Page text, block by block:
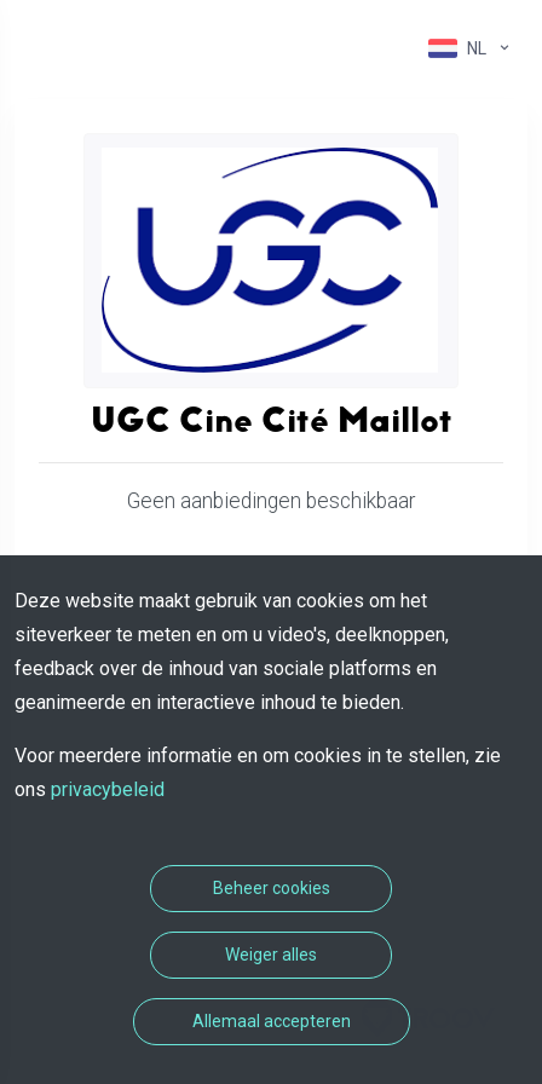
NL
UGC Cine Cité Maillot
Geen aanbiedingen beschikbaar
Afspraakoplossing ontwikkeld
Deze website maakt gebruik van cookies om het
siteverkeer te meten en om u video's, deelknoppen,
feedback over de inhoud van sociale platforms en
geanimeerde en interactieve inhoud te bieden.
Voor meerdere informatie en om cookies in te stellen, zie
ons privacybeleid
Beheer cookies
Weiger alles
Allemaal accepteren